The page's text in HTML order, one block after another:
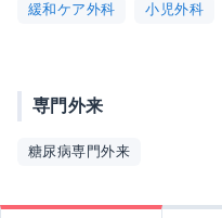
緩和ケア外科 小児外科
専門外来
糖尿病専門外来